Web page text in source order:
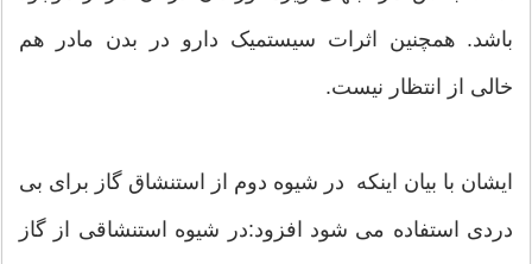
باشد. همچنین اثرات سیستمیک دارو در بدن مادر هم
خالی از انتظار نیست.
ایشان با بیان اینکه در شیوه دوم از استنشاق گاز برای بی
دردی استفاده می شود افزود:در شیوه استنشاقی از گاز